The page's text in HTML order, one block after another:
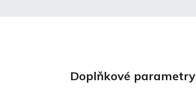
Doplňkové parametry